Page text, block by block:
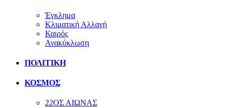
Έγκλημα
Κλιματική Αλλαγή
Καιρός
Ανακύκλωση
ΠΟΛΙΤΙΚΗ
ΚΟΣΜΟΣ
22ΟΣ ΑΙΩΝΑΣ